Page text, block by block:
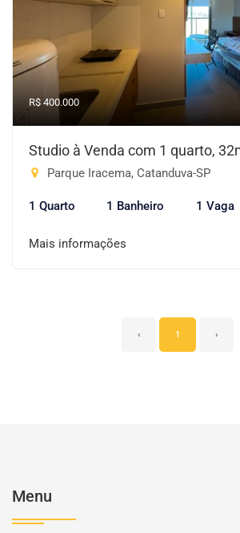
R$ 400.000
Studio à Venda com 1 quarto,
Parque Iracema, Catanduva-SP
1 Quarto 1 Banheiro 1 Vaga
Mais informações
‹ 1 ›
Menu